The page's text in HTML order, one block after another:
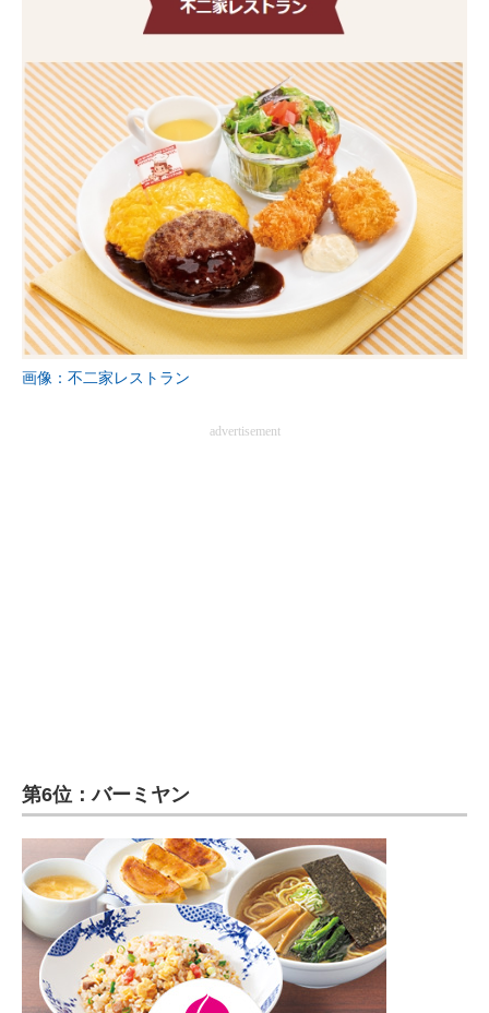
ちょっと気になるネットの話題
画像：不二家レストラン
advertisement
第6位：バーミヤン